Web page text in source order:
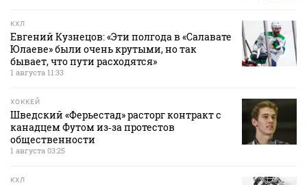
КХЛ
Евгений Кузнецов: «Эти полгода в «Салавате
Юлаеве» были очень крутыми, но так
бывает, что пути расходятся»
1 августа 11:33
ХОККЕЙ
Шведский «Ферьестад» расторг контракт с
канадцем Футом из‑за протестов
общественности
1 августа 03:25
КХЛ